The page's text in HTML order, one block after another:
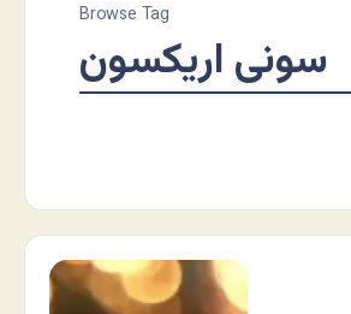
Browse Tag
سونی اریکسون